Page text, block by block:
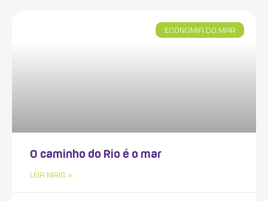
ECONOMIA DO MAR
O caminho do Rio é o mar
LEIA MAIS »